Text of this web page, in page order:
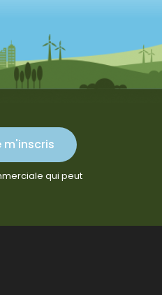
m'inscris
qui peut